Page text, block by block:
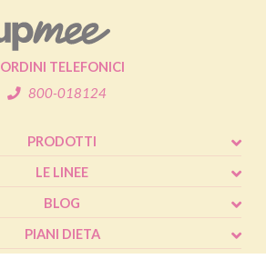
ORDINI TELEFONICI
800-018124
PRODOTTI
LE LINEE
BLOG
PIANI DIETA